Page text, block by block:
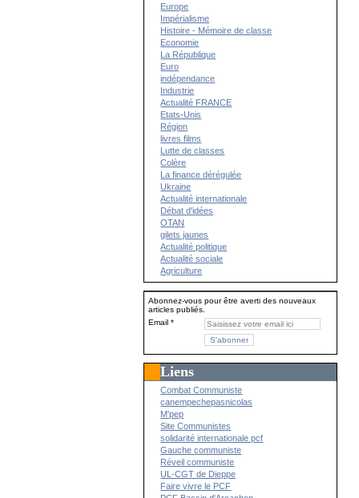
Europe
Impérialisme
Histoire - Mémoire de classe
Economie
La République
Euro
indépendance
Industrie
Actualité FRANCE
Etats-Unis
Région
livres films
Lutte de classes
Colère
La finance dérégulée
Ukraine
Actualité internationale
Débat d'idées
OTAN
gilets jaunes
Actualité politique
Actualité sociale
Agriculture
Abonnez-vous pour être averti des nouveaux
articles publiés.
Email
Liens
Combat Communiste
canempechepasnicolas
M'pep
Site Communistes
solidarité internationale pcf
Gauche communiste
Réveil communiste
UL-CGT de Dieppe
Faire vivre le PCF